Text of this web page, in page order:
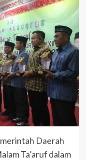
Daerah
Ta’aruf dalam